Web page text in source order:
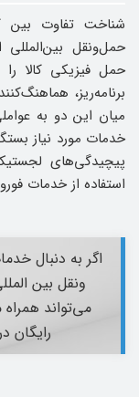
شناخت تفاوت بین
حمل‌ونقل
حمل فیزیکی کالا را
برنامه‌ریز،
میان این دو به
خدمات مورد نیاز
پیچیدگی‌های
استفاده از خدمات
اگر به دنبال
‌ونقل بین‌
می‌تواند
رایگان